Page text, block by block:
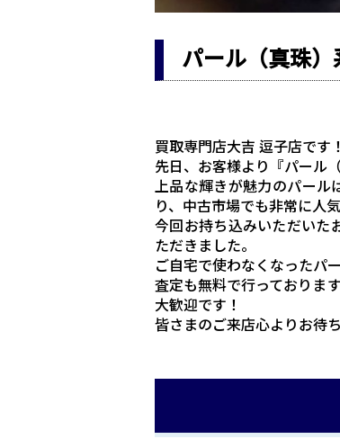
パール（真珠
買取専門店大吉 逗子店です！
先日、お客様より『パール
上品な輝きが魅力のパール
り、中古市場でも非常に人
今回お持ち込みいただいた
ただきました。
ご自宅で使わなくなったパ
査定も無料で行っておりま
大歓迎です！
皆さまのご来店心よりお待